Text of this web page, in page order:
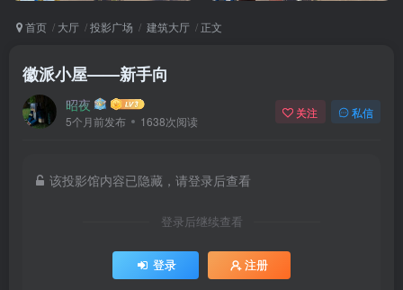
首页 大厅 投影广场 建筑大厅 正文
徽派小屋——新手向
昭夜
5个月前发布 1638次阅读
关注 私信
该投影馆内容已隐藏，请登录后查看
登录后继续查看
登录 注册